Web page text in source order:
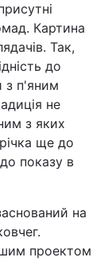
Картина
Так,
до
з п'яним
не
з яких
ще до
показу в
на
проектом